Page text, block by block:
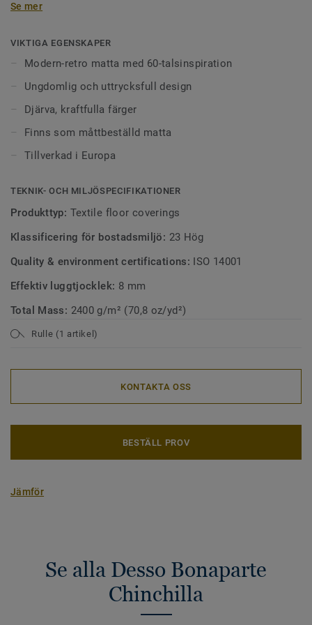
tillsammans med mattans uttrycksfulla struktur skapar en
expressiv och retro.
Se mer
VIKTIGA EGENSKAPER
Modern-retro matta med 60-talsinspiration
Ungdomlig och uttrycksfull design
Djärva, kraftfulla färger
Finns som måttbeställd matta
Tillverkad i Europa
TEKNIK- OCH MILJÖSPECIFIKATIONER
Produkttyp: Textile floor coverings
Klassificering för bostadsmiljö: 23 Hög
Quality & environment certifications: ISO 14001
Effektiv luggtjocklek: 8 mm
Total Mass: 2400 g/m² (70,8 oz/yd²)
Rulle (1 artikel)
KONTAKTA OSS
BESTÄLL PROV
Jämför
Se alla Desso Bonaparte
Chinchilla